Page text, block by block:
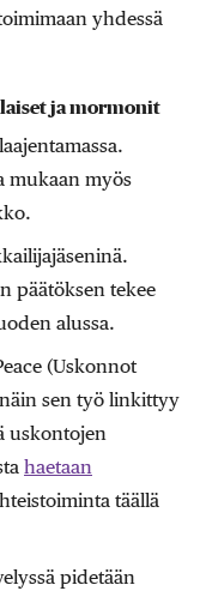
yhdessä
ja mormonit
mukaan myös
päätöksen tekee
alussa.
(Uskonnot
sen työ linkittyy
uskontojen
haetaan
täällä
pidetään